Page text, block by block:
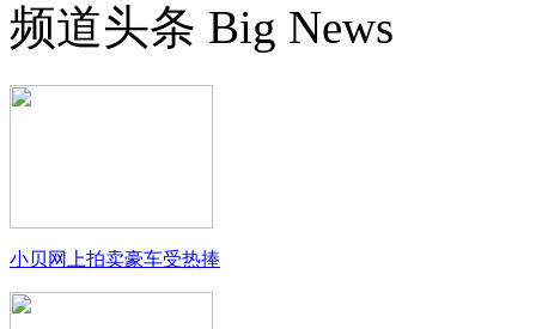
频道头条 Big News
小贝网上拍卖豪车受热捧